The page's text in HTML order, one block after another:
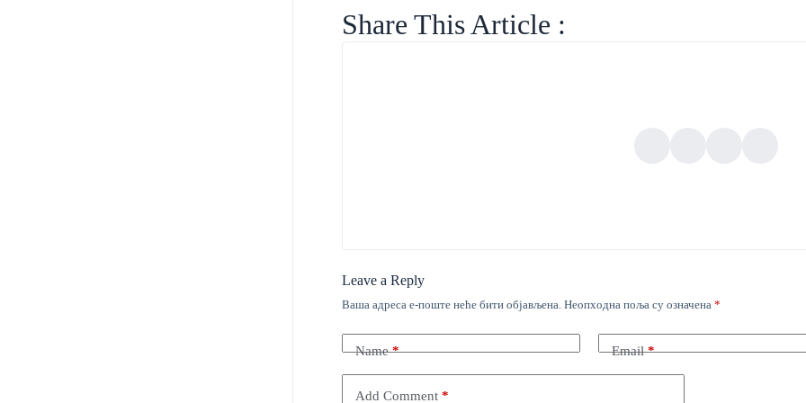
Share This Article :
Leave a Reply
Ваша адреса е-поште неће бити објављена. Неопходна поља су означена *
Name* Email*
Add Comment*